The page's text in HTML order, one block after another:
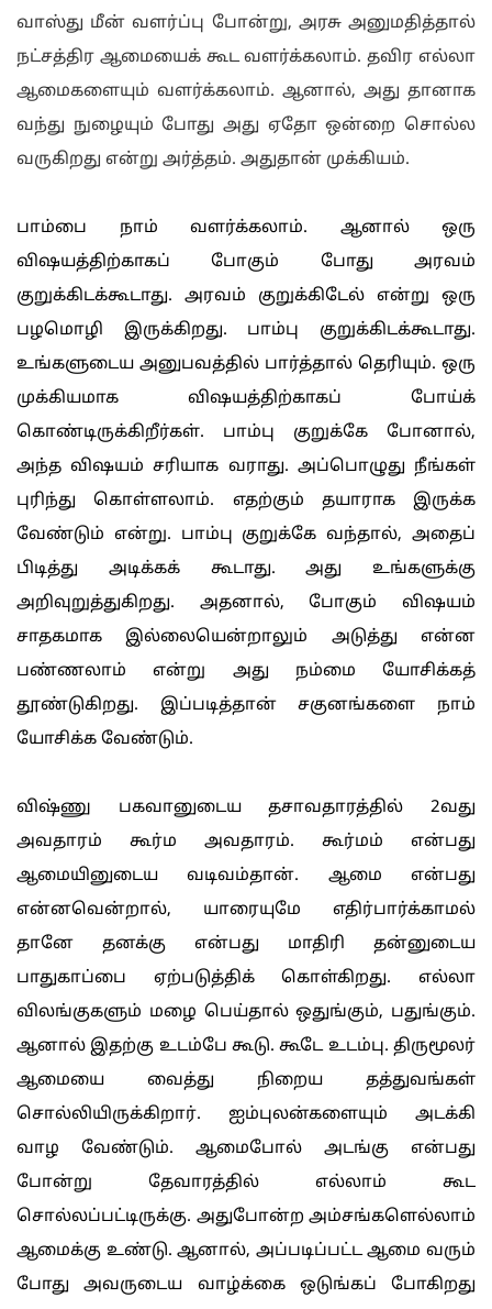
வாஸ்து மீன் வளர்ப்பு போன்று, அரசு அனுமதித்தால்
நட்சத்திர ஆமையைக் கூட வளர்க்கலாம். தவிர எல்லா
ஆமைகளையும் வளர்க்கலாம். ஆனால், அது தானாக
வந்து நுழையும் போது அது ஏதோ ஒன்றை சொல்ல
வருகிறது என்று அர்த்தம். அதுதான் முக்கியம்.
பாம்பை நாம் வளர்க்கலாம். ஆனால் ஒரு
விஷயத்திற்காகப் போகும் போது அரவம்
குறுக்கிடக்கூடாது. அரவம் குறுக்கிடேல் என்று ஒரு
பழமொழி இருக்கிறது. பாம்பு குறுக்கிடக்கூடாது.
உங்களுடைய அனுபவத்தில் பார்த்தால் தெரியும். ஒரு
முக்கியமாக விஷயத்திற்காகப் போய்க்
கொண்டிருக்கிறீர்கள். பாம்பு குறுக்கே போனால்,
அந்த விஷயம் சரியாக வராது. அப்பொழுது நீங்கள்
புரிந்து கொள்ளலாம். எதற்கும் தயாராக இருக்க
வேண்டும் என்று. பாம்பு குறுக்கே வந்தால், அதைப்
பிடித்து அடிக்கக் கூடாது. அது உங்களுக்கு
அறிவுறுத்துகிறது. அதனால், போகும் விஷயம்
சாதகமாக இல்லையென்றாலும் அடுத்து என்ன
பண்ணலாம் என்று அது நம்மை யோசிக்கத்
தூண்டுகிறது. இப்படித்தான் சகுனங்களை நாம்
யோசிக்க வேண்டும்.
விஷ்ணு பகவானுடைய தசாவதாரத்தில் 2வது
அவதாரம் கூர்ம அவதாரம். கூர்மம் என்பது
ஆமையினுடைய வடிவம்தான். ஆமை என்பது
என்னவென்றால், யாரையுமே எதிர்பார்க்காமல்
தானே தனக்கு என்பது மாதிரி தன்னுடைய
பாதுகாப்பை ஏற்படுத்திக் கொள்கிறது. எல்லா
விலங்குகளும் மழை பெய்தால் ஒதுங்கும், பதுங்கும்.
ஆனால் இதற்கு உடம்பே கூடு. கூடே உடம்பு. திருமூலர்
ஆமையை வைத்து நிறைய தத்துவங்கள்
சொல்லியிருக்கிறார். ஐம்புலன்களையும் அடக்கி
வாழ வேண்டும். ஆமைபோல் அடங்கு என்பது
போன்று தேவாரத்தில் எல்லாம் கூட
சொல்லப்பட்டிருக்கு. அதுபோன்ற அம்சங்களெல்லாம்
ஆமைக்கு உண்டு. ஆனால், அப்படிப்பட்ட ஆமை வரும்
போது அவருடைய வாழ்க்கை ஒடுங்கப் போகிறது